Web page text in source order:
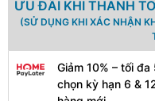
ƯU ĐÃI KHI THANH
(SỬ DỤNG KHI XÁC NHẬN
Giảm 10% – tối
chọn kỳ hạn 6 &